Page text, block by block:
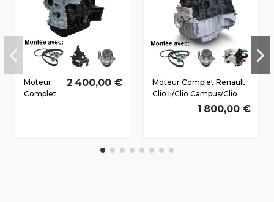
Moteur
Complet
2 400,00 €
Moteur Complet Renault
Clio II/Clio Campus/Clio
Storia Dès 1998 1.5 D dCi
1 800,00 €